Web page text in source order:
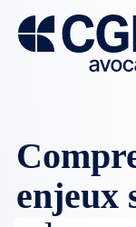
enjeux